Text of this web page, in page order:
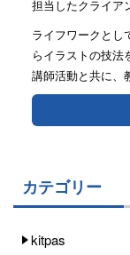
担当したクライア
ライフワークとし
らイラストの技法
講師活動と共に、
カテゴリー
kitpas